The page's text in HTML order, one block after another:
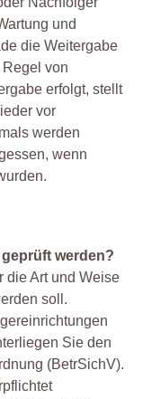
und
die Weitergabe
von
erfolgt, stellt
vor
werden
wenn
werden?
die Art und Weise
soll.
Sie den
(BetrSichV).